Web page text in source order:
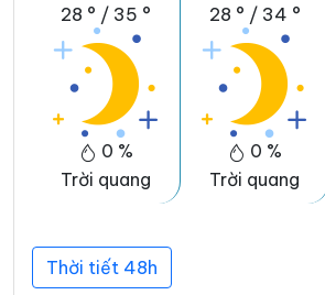
28 ° / 35 °
0 %
Trời quang
28 ° / 34 °
0 %
Trời quang
Thời tiết 48h